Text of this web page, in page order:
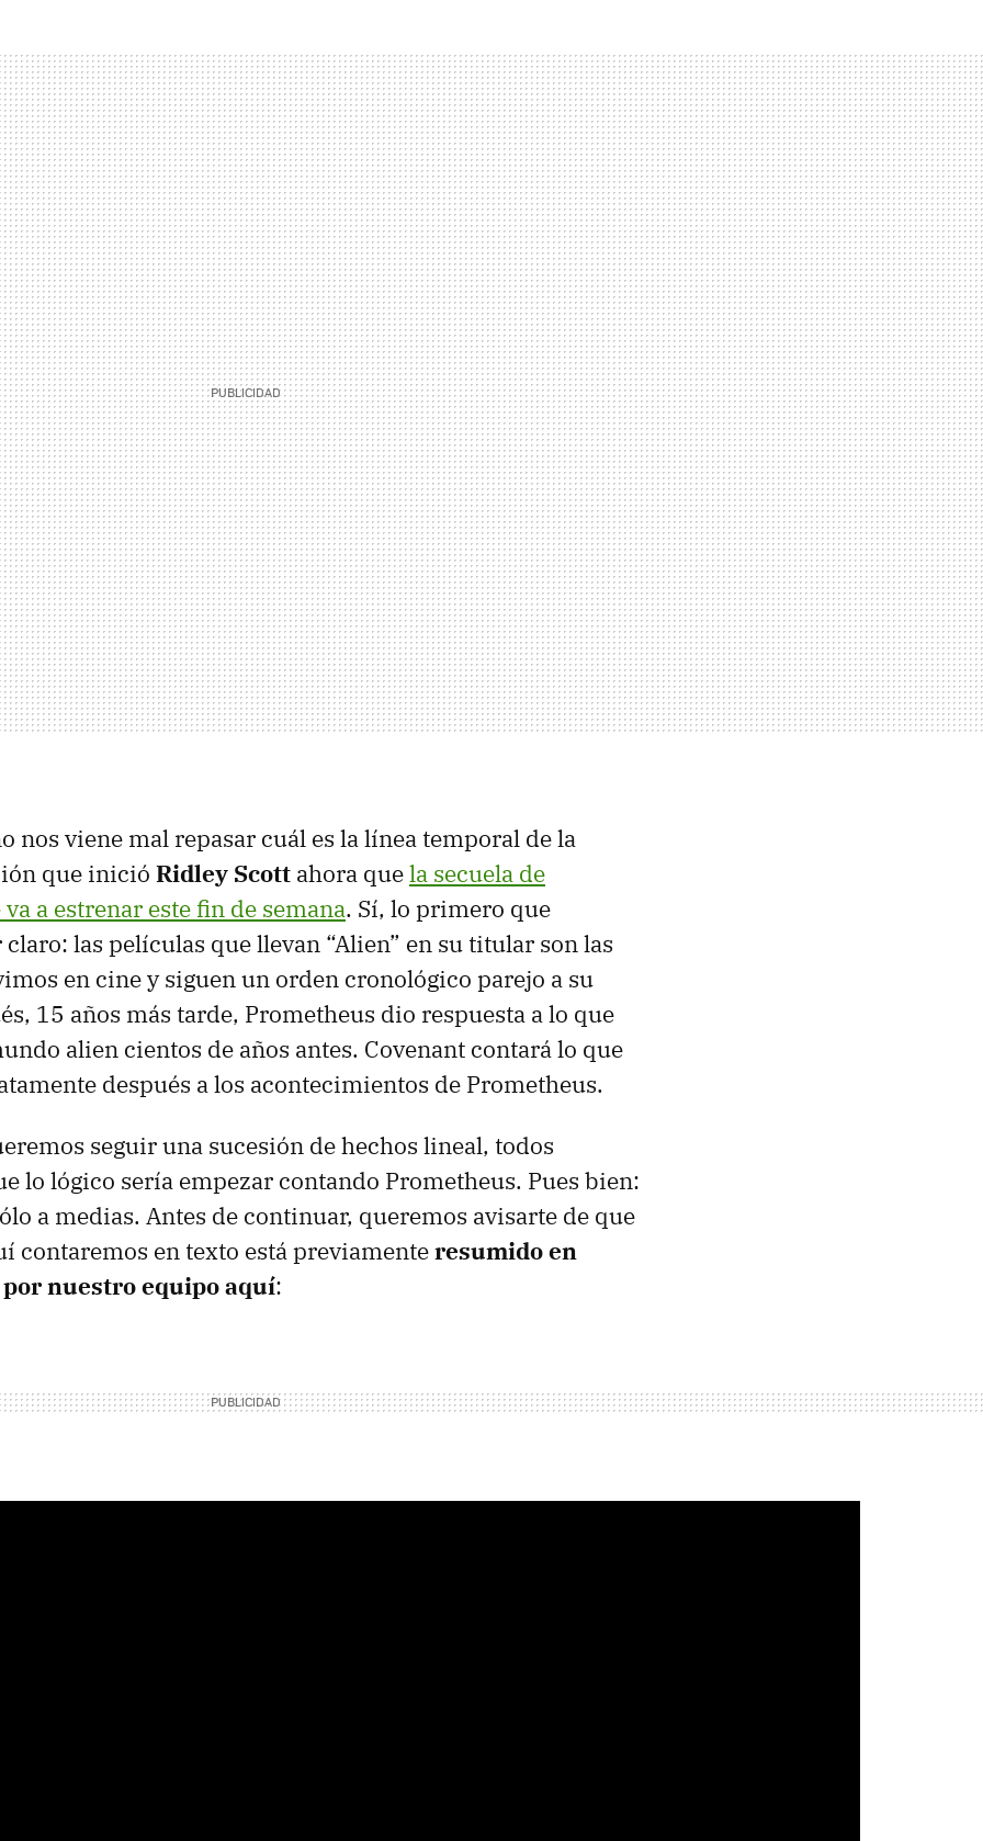
nos viene mal repasar cuál es la línea temporal de la
que inició Ridley Scott ahora quela secuela de
a estrenar este fin de semana. Sí, lo primero que
las películas que llevan “Alien” en su titular son las
en cine y siguen un orden cronológico parejo a su
15 años más tarde, Prometheus dio respuesta a lo que
alien cientos de años antes. Covenant contará lo que
después a los acontecimientos de Prometheus.
seguir una sucesión de hechos lineal, todos
lo lógico sería empezar contando Prometheus. Pues bien:
a medias. Antes de continuar, queremos avisarte de que
contaremos en texto está previamenteresumido en
nuestro equipo aquí: